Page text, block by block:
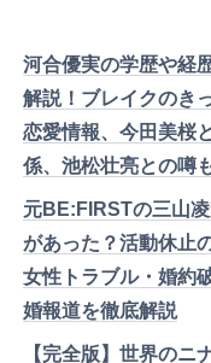
河合優実の学歴や経
解説！ブレイクのき
恋愛情報、今田美桜
係、池松壮亮との噂
元BE:FIRSTの三山
があった？活動休止
女性トラブル・婚約
婚報道を徹底解説
【完全版】世界のニ